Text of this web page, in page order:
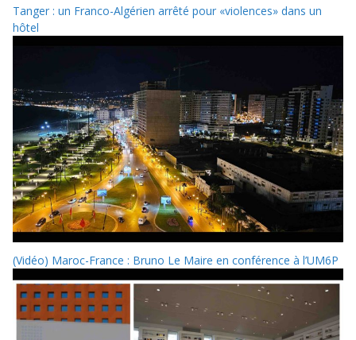
Tanger : un Franco-Algérien arrêté pour «violences» dans un
hôtel
(Vidéo) Maroc-France : Bruno Le Maire en conférence à l’UM6P